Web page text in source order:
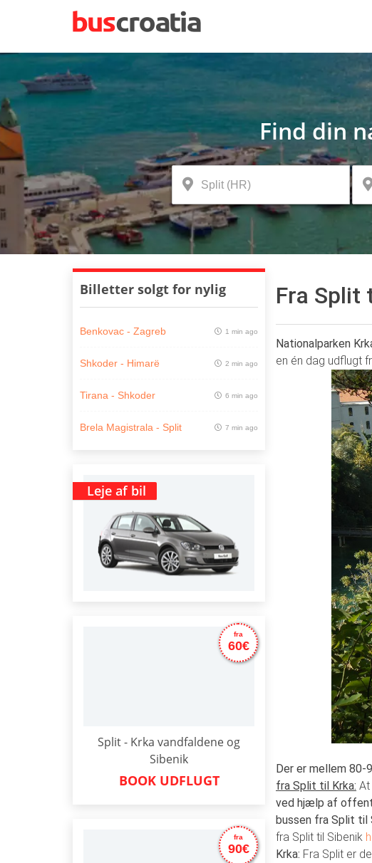
Find din
Billetter solgt for nylig
Benkovac - Zagreb 1 min ago
Shkoder - Himarë 2 min ago
Tirana - Shkoder 6 min ago
Brela Magistrala - Split 7 min ago
Leje af bil
Split - Krka vandfaldene og
Sibenik
fra
60€
BOOK UDFLUGT
fra
90€
Fra Split
Nationalparken
en én dag udflugt
Der er mellem 80-
fra Split til Krka: At
ved hjælp af
bussen fra Split til
fra Split til Sibenik
Krka: Fra Split er